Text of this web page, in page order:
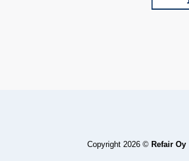
Copyright 2026 © Refair Oy